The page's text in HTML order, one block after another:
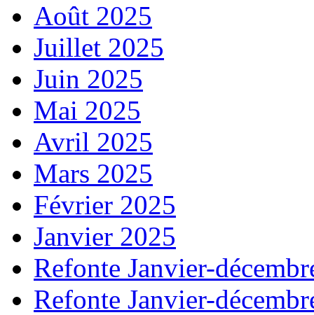
Août 2025
Juillet 2025
Juin 2025
Mai 2025
Avril 2025
Mars 2025
Février 2025
Janvier 2025
Refonte Janvier-
Refonte Janvier-